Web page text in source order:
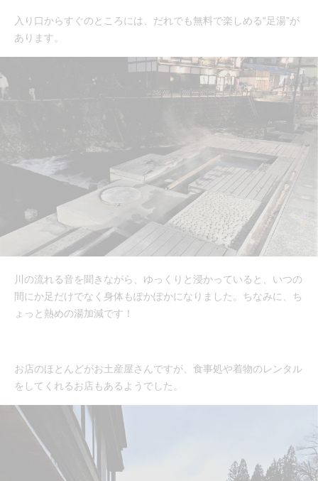
入り口からすぐのところには、だれでも無料で楽しめる“足湯”が
あります。
川の流れる音を聞きながら、ゆっくりと浸かっていると、いつの
間にか足だけでなく身体もぽかぽかになりました。ちなみに、ち
ょっと熱めの湯加減です！
お店のほとんどがお土産屋さんですが、食事処や着物のレンタル
をしてくれるお店もあるようでした。